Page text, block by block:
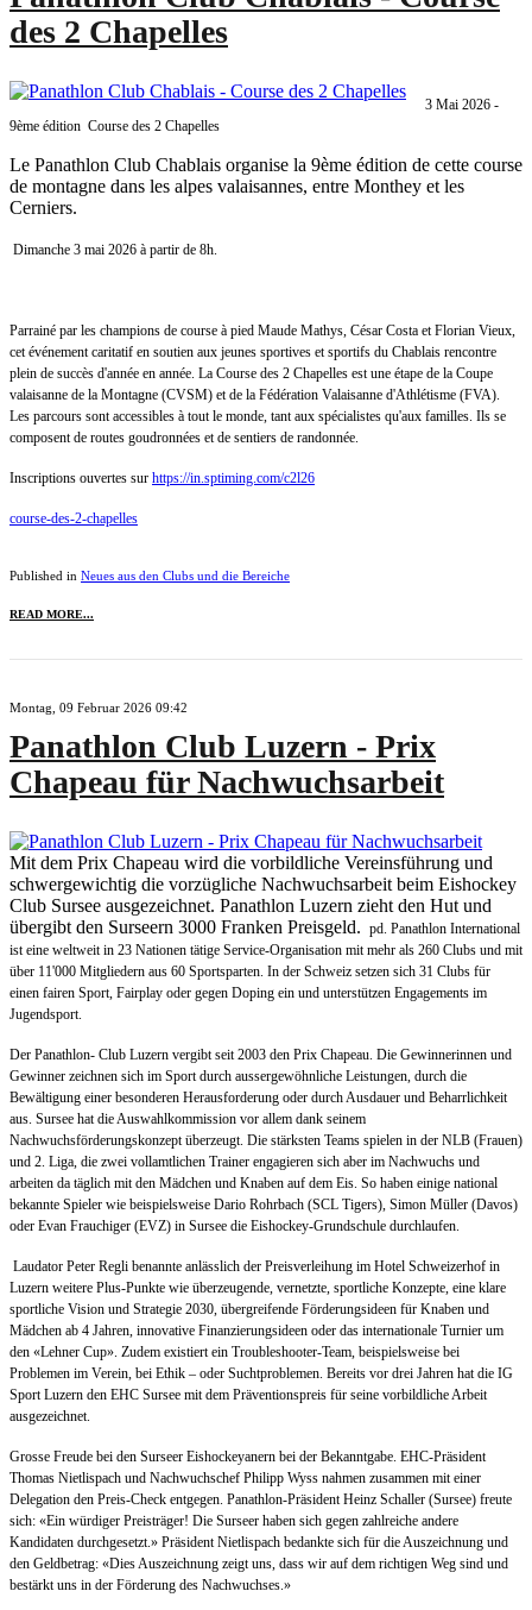
des 2 Chapelles
3 Mai 2026 -
9ème édition Course des 2 Chapelles
Le Panathlon Club Chablais organise la 9ème édition de cette course
de montagne dans les alpes valaisannes, entre Monthey et les
Cerniers.
Dimanche 3 mai 2026 à partir de 8h.
Parrainé par les champions de course à pied Maude Mathys, César Costa et Florian Vieux,
cet événement caritatif en soutien aux jeunes sportives et sportifs du Chablais rencontre
plein de succès d'année en année. La Course des 2 Chapelles est une étape de la Coupe
valaisanne de la Montagne (CVSM) et de la Fédération Valaisanne d'Athlétisme (FVA).
Les parcours sont accessibles à tout le monde, tant aux spécialistes qu'aux familles. Ils se
composent de routes goudronnées et de sentiers de randonnée.
Inscriptions ouvertes sur https://in.sptiming.com/c2l26
course-des-2-chapelles
Published in Neues aus den Clubs und die Bereiche
READ MORE...
Montag, 09 Februar 2026 09:42
Panathlon Club Luzern - Prix
Chapeau für Nachwuchsarbeit
Mit dem Prix Chapeau wird die vorbildliche Vereinsführung und
schwergewichtig die vorzügliche Nachwuchsarbeit beim Eishockey
Club Sursee ausgezeichnet. Panathlon Luzern zieht den Hut und
übergibt den Surseern 3000 Franken Preisgeld. pd. Panathlon International
ist eine weltweit in 23 Nationen tätige Service-Organisation mit mehr als 260 Clubs und mit
über 11'000 Mitgliedern aus 60 Sportsparten. In der Schweiz setzen sich 31 Clubs für
einen fairen Sport, Fairplay oder gegen Doping ein und unterstützen Engagements im
Jugendsport.
Der Panathlon- Club Luzern vergibt seit 2003 den Prix Chapeau. Die Gewinnerinnen und
Gewinner zeichnen sich im Sport durch aussergewöhnliche Leistungen, durch die
Bewältigung einer besonderen Herausforderung oder durch Ausdauer und Beharrlichkeit
aus. Sursee hat die Auswahlkommission vor allem dank seinem
Nachwuchsförderungskonzept überzeugt. Die stärksten Teams spielen in der NLB (Frauen)
und 2. Liga, die zwei vollamtlichen Trainer engagieren sich aber im Nachwuchs und
arbeiten da täglich mit den Mädchen und Knaben auf dem Eis. So haben einige national
bekannte Spieler wie beispielsweise Dario Rohrbach (SCL Tigers), Simon Müller (Davos)
oder Evan Frauchiger (EVZ) in Sursee die Eishockey-Grundschule durchlaufen.
Laudator Peter Regli benannte anlässlich der Preisverleihung im Hotel Schweizerhof in
Luzern weitere Plus-Punkte wie überzeugende, vernetzte, sportliche Konzepte, eine klare
sportliche Vision und Strategie 2030, übergreifende Förderungsideen für Knaben und
Mädchen ab 4 Jahren, innovative Finanzierungsideen oder das internationale Turnier um
den «Lehner Cup». Zudem existiert ein Troubleshooter-Team, beispielsweise bei
Problemen im Verein, bei Ethik – oder Suchtproblemen. Bereits vor drei Jahren hat die IG
Sport Luzern den EHC Sursee mit dem Präventionspreis für seine vorbildliche Arbeit
ausgezeichnet.
Grosse Freude bei den Surseer Eishockeyanern bei der Bekanntgabe. EHC-Präsident
Thomas Nietlispach und Nachwuchschef Philipp Wyss nahmen zusammen mit einer
Delegation den Preis-Check entgegen. Panathlon-Präsident Heinz Schaller (Sursee) freute
sich: «Ein würdiger Preisträger! Die Surseer haben sich gegen zahlreiche andere
Kandidaten durchgesetzt.» Präsident Nietlispach bedankte sich für die Auszeichnung und
den Geldbetrag: «Dies Auszeichnung zeigt uns, dass wir auf dem richtigen Weg sind und
bestärkt uns in der Förderung des Nachwuchses.»